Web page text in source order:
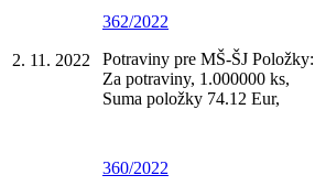
2. 11. 2022
362/2022
Potraviny pre MŠ-ŠJ Položky:
Za potraviny, 1.000000 ks,
Suma položky 74.12 Eur,
360/2022